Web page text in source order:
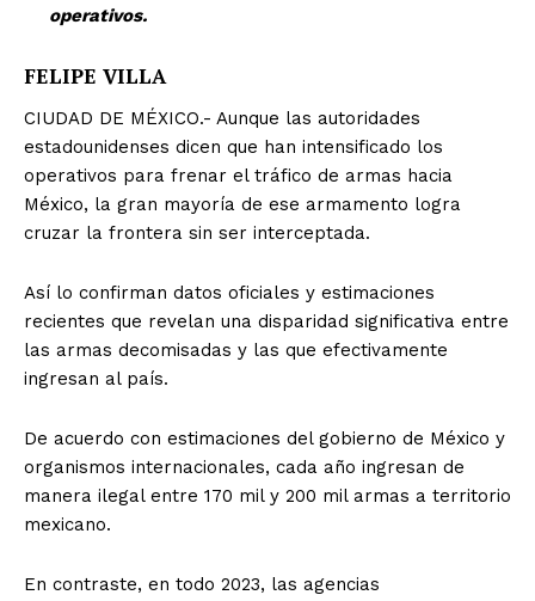
operativos.
FELIPE VILLA
CIUDAD DE MÉXICO.- Aunque las autoridades
estadounidenses dicen que han intensificado los
operativos para frenar el tráfico de armas hacia
México, la gran mayoría de ese armamento logra
cruzar la frontera sin ser interceptada.
Así lo confirman datos oficiales y estimaciones
recientes que revelan una disparidad significativa entre
las armas decomisadas y las que efectivamente
ingresan al país.
De acuerdo con estimaciones del gobierno de México y
organismos internacionales, cada año ingresan de
manera ilegal entre 170 mil y 200 mil armas a territorio
mexicano.
En contraste, en todo 2023, las agencias